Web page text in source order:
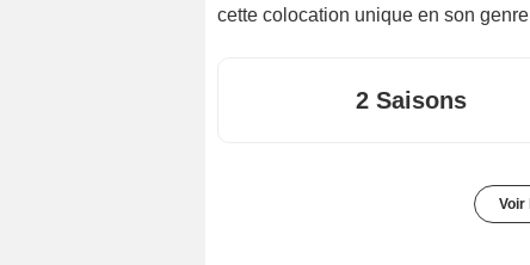
cette colocation unique en son
2 Saisons
Voir